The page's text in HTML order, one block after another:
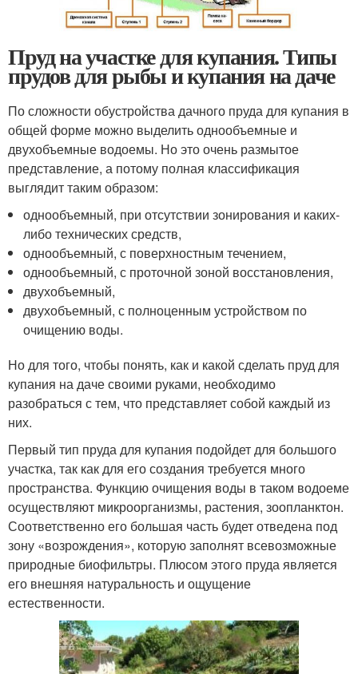
Пруд на участке для купания. Типы
прудов для рыбы и купания на даче
По сложности обустройства дачного пруда для купания в
общей форме можно выделить однообъемные и
двухобъемные водоемы. Но это очень размытое
представление, а потому полная классификация
выглядит таким образом:
однообъемный, при отсутствии зонирования и каких-
либо технических средств,
однообъемный, с поверхностным течением,
однообъемный, с проточной зоной восстановления,
двухобъемный,
двухобъемный, с полноценным устройством по
очищению воды.
Но для того, чтобы понять, как и какой сделать пруд для
купания на даче своими руками, необходимо
разобраться с тем, что представляет собой каждый из
них.
Первый тип пруда для купания подойдет для большого
участка, так как для его создания требуется много
пространства. Функцию очищения воды в таком водоеме
осуществляют микроорганизмы, растения, зоопланктон.
Соответственно его большая часть будет отведена под
зону «возрождения», которую заполнят всевозможные
природные биофильтры. Плюсом этого пруда является
его внешняя натуральность и ощущение
естественности.